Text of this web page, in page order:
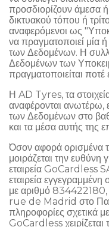
προσδιορίζουν άμεσα
δικτυακού τόπου ή
αναφερόμενοι ως
να πραγματοποιεί μία
των Δεδομένων. Η
Δεδομένων των
πραγματοποιείται
Η AD Tyres, τα
αναφέρονται ανωτέρω,
των Δεδομένων στο
και τα μέσα αυτής της
Όσον αφορά ορισμένα
μοιράζεται την ευθύνη
εταιρεία GoCardless
εταιρεία
με αριθμό 834422180,
rue de Madrid στο
πληροφορίες σχετικά
GoCardless χειρίζεται